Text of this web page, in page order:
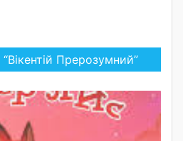
Прерозумний”